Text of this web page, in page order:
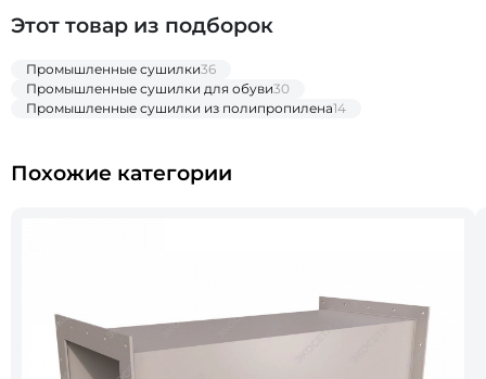
Этот товар из подборок
Промышленные сушилки36
Промышленные сушилки для обуви30
Промышленные сушилки из полипропилена14
Похожие категории